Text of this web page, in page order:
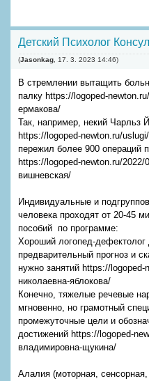
Детский Психолог
(Jasonkag 17. 3. 2023 14:46)
В стремлении вытащить
палку https://logoped-
ермакова/
Так, например, некий Чарльз
https://logoped-newton.ru/
пережил более 900 операций
https://logoped-newton.ru/2022/
вишневская/
Индивидуальные и
человека проходят от 20-45
пособий по программе:
Хороший логопед-
предварительный прогноз и
нужно занятий https://logoped-
николаевна-яблокова/
Конечно, тяжелые речевые
мгновенно, но грамотный
промежуточные цели и
достижений https://logoped-
владимировна-щукина/
Алалия (моторная,